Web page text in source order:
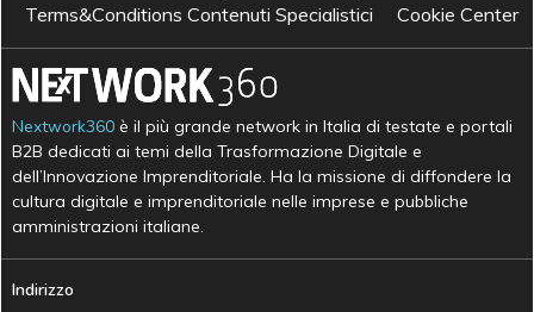
Terms&Conditions Contenuti Specialistici
Cookie Center
Nextwork360 è il più grande network in Italia di testate e portali
B2B dedicati ai temi della Trasformazione Digitale e
dell’Innovazione Imprenditoriale. Ha la missione di diffondere la
cultura digitale e imprenditoriale nelle imprese e pubbliche
amministrazioni italiane.
Indirizzo